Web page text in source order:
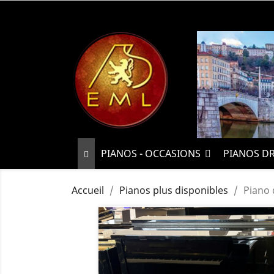
PIANOS - OCCASIONS PIANOS
Accueil Pianos plus disponibles Piano